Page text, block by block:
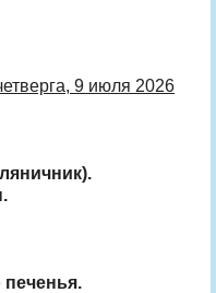
9 июля 2026